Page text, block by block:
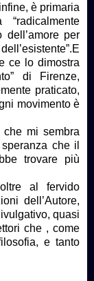
è primaria
dell’amore per
ce lo dimostra
di Firenze,
praticato,
movimento è
che mi sembra
che il
trovare più
al fervido
dell’Autore,
quasi
che , come
e tanto